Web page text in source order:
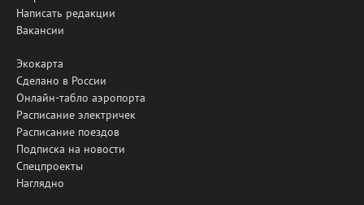
Написать редакции
Вакансии
Экокарта
Сделано в России
Онлайн-табло аэропорта
Расписание электричек
Расписание поездов
Подписка на новости
Спецпроекты
Наглядно